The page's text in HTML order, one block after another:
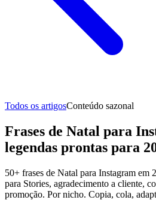
Todos os artigosConteúdo sazonal
Frases de Natal para
legendas prontas para
50+ frases de Natal para Instagram
para Stories, agradecimento a cliente,
promoção. Por nicho. Copia, cola,